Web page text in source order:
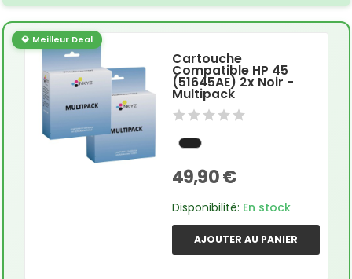
💎 Meilleur Deal
Cartouche
Compatible HP 45
(51645AE) 2x Noir -
Multipack
49,90 €
Disponibilité: En stock
AJOUTER AU PANIER